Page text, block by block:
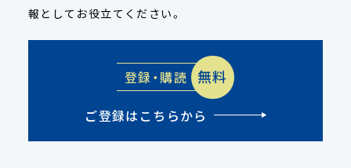
報としてお役立てください。
登録・購読 無料
ご登録はこちらから